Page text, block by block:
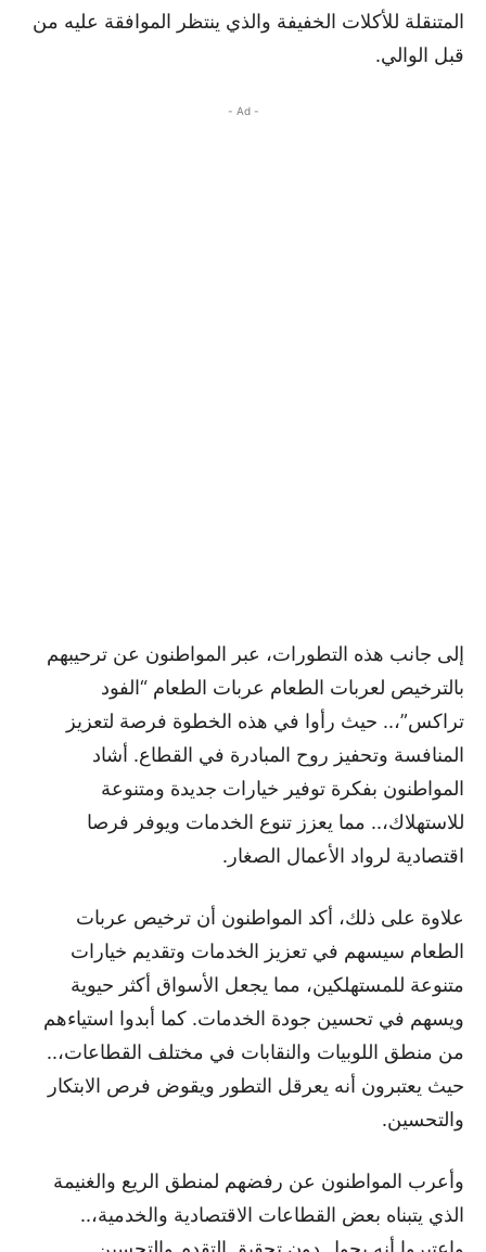
المتنقلة للأكلات الخفيفة والذي ينتظر الموافقة عليه من
قبل الوالي.
- Ad -
إلى جانب هذه التطورات، عبر المواطنون عن ترحيبهم
بالترخيص لعربات الطعام عربات الطعام “الفود
تراكس”،.. حيث رأوا في هذه الخطوة فرصة لتعزيز
المنافسة وتحفيز روح المبادرة في القطاع. أشاد
المواطنون بفكرة توفير خيارات جديدة ومتنوعة
للاستهلاك،.. مما يعزز تنوع الخدمات ويوفر فرصا
اقتصادية لرواد الأعمال الصغار.
علاوة على ذلك، أكد المواطنون أن ترخيص عربات
الطعام سيسهم في تعزيز الخدمات وتقديم خيارات
متنوعة للمستهلكين، مما يجعل الأسواق أكثر حيوية
ويسهم في تحسين جودة الخدمات. كما أبدوا استياءهم
من منطق اللوبيات والنقابات في مختلف القطاعات،..
حيث يعتبرون أنه يعرقل التطور ويقوض فرص الابتكار
والتحسين.
وأعرب المواطنون عن رفضهم لمنطق الريع والغنيمة
الذي يتبناه بعض القطاعات الاقتصادية والخدمية،..